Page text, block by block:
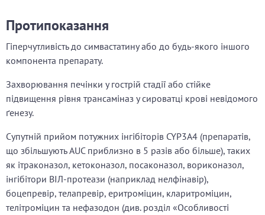
Протипоказання
Гіперчутливість до симвастатину або до будь-якого іншого
компонента препарату.
Захворювання печінки у гострій стадії або стійке
підвищення рівня трансаміназ у сироватці крові невідомого
ґенезу.
Супутній прийом потужних інгібіторів CYP3A4 (препаратів,
що збільшують AUC приблизно в 5 разів або більше), таких
як ітраконазол, кетоконазол, посаконазол, вориконазол,
інгібітори ВІЛ-протеази (наприклад нелфінавір),
боцепревір, телапревір, еритроміцин, кларитроміцин,
телітроміцин та нефазодон (див. розділ «Особливості